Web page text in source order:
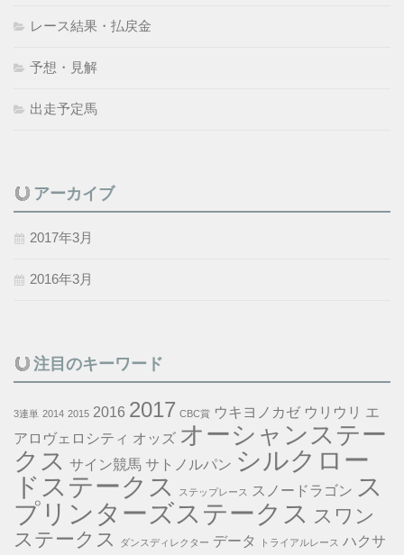
レース結果・払戻金
予想・見解
出走予定馬
アーカイブ
2017年3月
2016年3月
注目のキーワード
3連単 2014 2015 2016 2017 CBC賞 ウキヨノカゼ ウリウリ エ
アロヴェロシティ オッズ オーシャンステー
クス サイン競馬 サトノルパン シルクロー
ドステークス
ステップレース スノードラゴン ス
プリンターズステークス スワン
ステークス
ダンスディレクター データ トライアルレース ハクサ